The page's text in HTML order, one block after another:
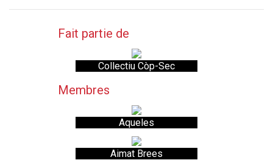
Fait partie de
Collectiu Còp-Sec
Membres
Aqueles
Aimat Brees